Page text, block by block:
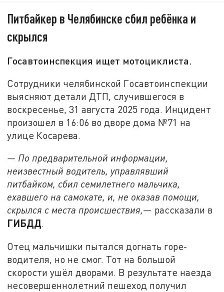
Питбайкер в Челябинске сбил ребёнка и
скрылся
Госавтоинспекция ищет мотоциклиста.
Сотрудники челябинской Госавтоинспекции
выясняют детали ДТП, случившегося в
воскресенье, 31 августа 2025 года. Инцидент
произошел в 16:06 во дворе дома №71 на
улице Косарева.
— По предварительной информации,
неизвестный водитель, управлявший
питбайком, сбил семилетнего мальчика,
ехавшего на самокате, и, не оказав помощи,
скрылся с места происшествия,— рассказали в
ГИБДД.
Отец мальчишки пытался догнать горе-
водителя, но не смог. Тот на большой
скорости ушёл дворами. В результате наезда
несовершеннолетний пешеход получил